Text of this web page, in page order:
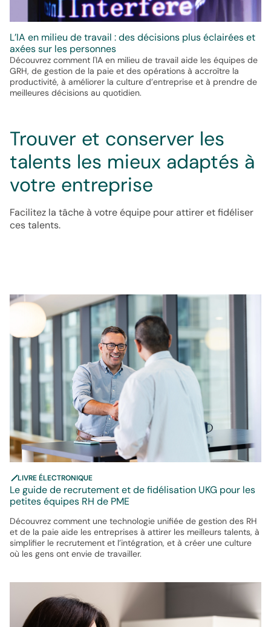
L’IA en milieu de travail : des décisions plus éclairées et
axées sur les personnes
Découvrez comment l'IA en milieu de travail aide les équipes de
GRH, de gestion de la paie et des opérations à accroître la
productivité, à améliorer la culture d’entreprise et à prendre de
meilleures décisions au quotidien.
Trouver et conserver les
talents les mieux adaptés à
votre entreprise
Facilitez la tâche à votre équipe pour attirer et fidéliser
ces talents.
LIVRE ÉLECTRONIQUE
Le guide de recrutement et de fidélisation UKG pour les
petites équipes RH de PME
Découvrez comment une technologie unifiée de gestion des RH
et de la paie aide les entreprises à attirer les meilleurs talents, à
simplifier le recrutement et l’intégration, et à créer une culture
où les gens ont envie de travailler.